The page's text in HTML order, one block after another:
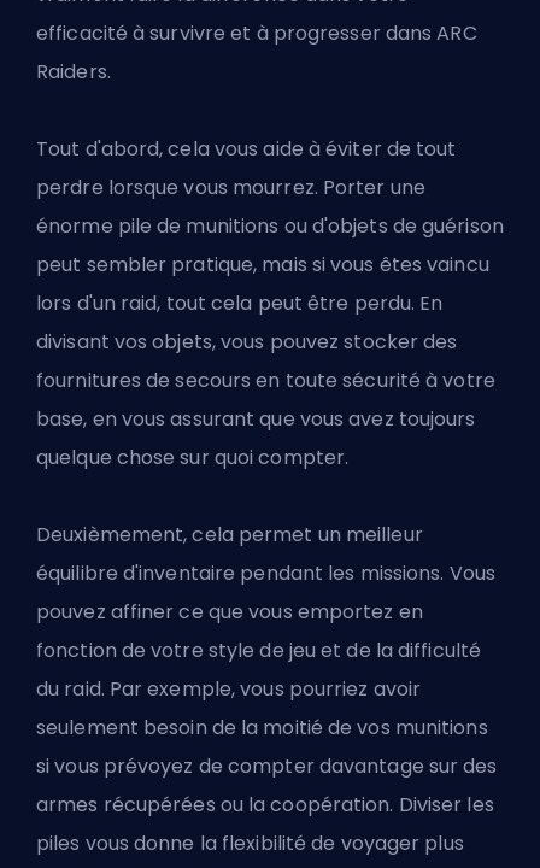
efficacité à survivre et à progresser dans ARC
Raiders.
Tout d'abord, cela vous aide à éviter de tout
perdre lorsque vous mourrez. Porter une
énorme pile de munitions ou d'objets de guérison
peut sembler pratique, mais si vous êtes vaincu
lors d'un raid, tout cela peut être perdu. En
divisant vos objets, vous pouvez stocker des
fournitures de secours en toute sécurité à votre
base, en vous assurant que vous avez toujours
quelque chose sur quoi compter.
Deuxièmement, cela permet un meilleur
équilibre d'inventaire pendant les missions. Vous
pouvez affiner ce que vous emportez en
fonction de votre style de jeu et de la difficulté
du raid. Par exemple, vous pourriez avoir
seulement besoin de la moitié de vos munitions
si vous prévoyez de compter davantage sur des
armes récupérées ou la coopération. Diviser les
piles vous donne la flexibilité de voyager plus